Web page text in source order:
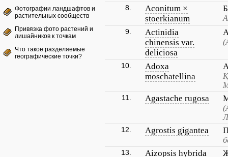
Фотографии ландшафтов и
растительных сообществ
Привязка фото растений и
лишайников к точкам
Что такое разделяемые
географические точки?
8.
Aconitum ×
stoerkianum
9.
Actinidia
chinensis var.
deliciosa
10.
Adoxa
moschatellina
11. Agastache rugosa
12. Agrostis gigantea
13. Aizopsis hybrida